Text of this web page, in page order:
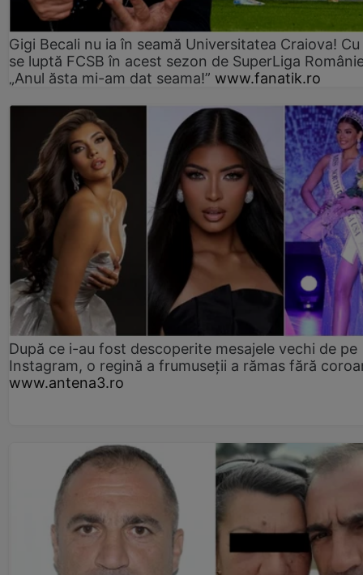
Gigi Becali nu ia în seamă Universitatea Craiova!
se luptă FCSB în acest sezon de SuperLiga
„Anul ăsta mi-am dat seama!” www.fanatik.ro
După ce i-au fost descoperite mesajele vechi de pe
Instagram, o regină a frumuseții a rămas fără
www.antena3.ro